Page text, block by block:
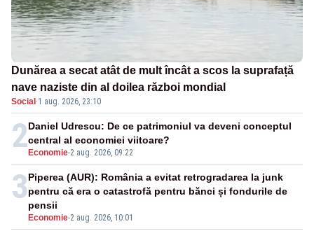
Dunărea a secat atât de mult încât a scos la suprafață
nave naziste din al doilea război mondial
Social ·1 aug. 2026, 23:10
2 Economie-2 aug. 2026, 09:22
Daniel Udrescu: De ce patrimoniul va deveni conceptul
central al economiei viitoare?
3
Economie-2 aug. 2026, 10:01
Piperea (AUR): România a evitat retrogradarea la junk
pentru că era o catastrofă pentru bănci și fondurile de
pensii